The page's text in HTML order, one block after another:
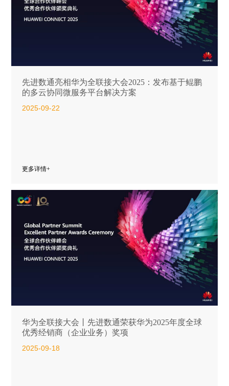
先进数通亮相华为全联接大会2025：发布基于鲲鹏
的多云协同微服务平台解决方案
2025-09-22
更多详情+
华为全联接大会丨先进数通荣获华为2025年度全球
优秀经销商（企业业务）奖项
2025-09-18